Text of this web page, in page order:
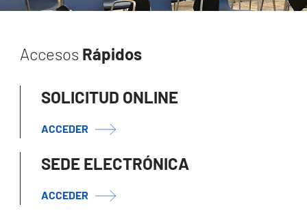
Accesos Rápidos
SOLICITUD ONLINE
ACCEDER
SEDE ELECTRÓNICA
ACCEDER